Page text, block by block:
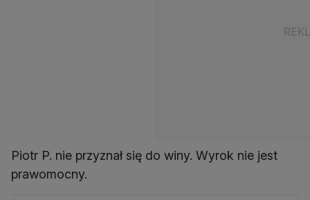
Piotr P. nie przyznał się do winy. Wyrok nie jest
prawomocny.